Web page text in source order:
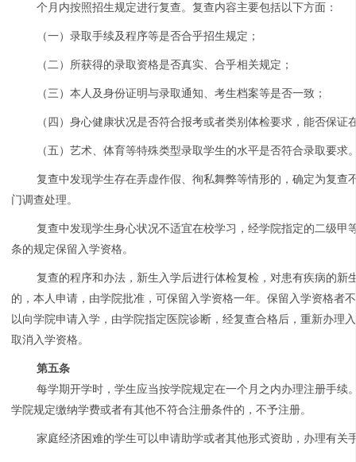
个月内按照招生规定进行复查。复查内容主要包括以下方面：
（一）录取手续及程序等是否合乎招生规定；
（二）所获得的录取资格是否真实、合乎相关规定；
（三）本人及身份证明与录取通知、考生档案等是否一致；
（四）身心健康状况是否符合报考或者类别体检要求，能否保证
（五）艺术、体育等特殊类型录取学生的水平是否符合录取要求
复查中发现学生存在弄虚作假、徇私舞弊等情形的，确定为复
门调查处理。
复查中发现学生身心状况不适宜在校学习，经学院指定的二级
条的规定保留入学资格。
复查的程序和办法，新生入学后进行体检复检，对患有疾病的
的，本人申请，由学院批准，可保留入学资格一年。保留入学资格者
以向学院申请入学，由学院指定医院诊断，经复查合格后，重新办理
取消入学资格。
第五条
每学期开学时，学生应当按学院规定在一个月之内办理注册手
学院规定缴纳学费或者有其他不符合注册条件的，不予注册。
家庭经济困难的学生可以申请助学或者其他形式资助，办理有关